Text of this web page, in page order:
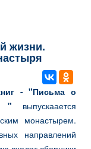
жизни.
- "Письма о
" выпускаается
монастырем.
направлений